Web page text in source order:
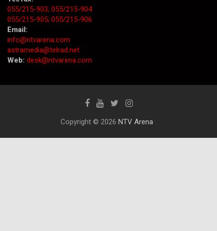
055/215-903; 055/215-904
055/215-905; 055/215-906
Email:
info@ntvarena.com
astramedia@telrad.net
Web: desk@ntvarena.com
Copyright © 2026 NTV Arena